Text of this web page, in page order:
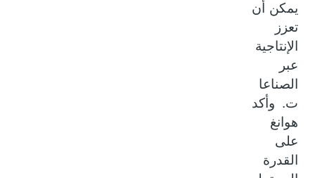
يمكن أن
تعزز
الإنتاجية
عبر
الصناعا
ت. وأكد
هوانغ
على
القدرة